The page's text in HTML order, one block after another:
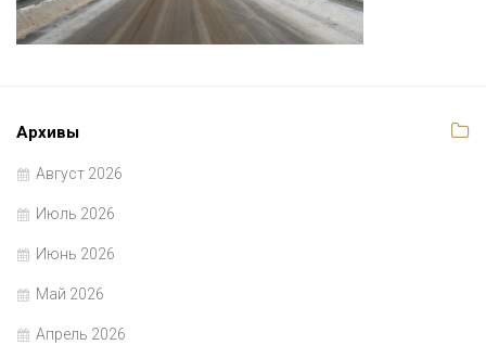
Архивы
Август 2026
Июль 2026
Июнь 2026
Май 2026
Апрель 2026